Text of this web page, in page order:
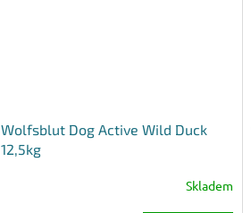
Wolfsblut Dog Active Wild Duck
12,5kg
Skladem